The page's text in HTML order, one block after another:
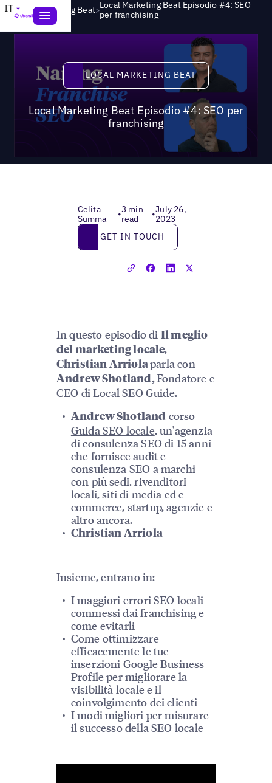
IT Local Marketing Beat>Local Marketing Beat Episodio #4: SEO
per franchising
Local Marketing Beat
LOCAL MARKETING BEAT
Local Marketing Beat Episodio #4: SEO per
franchising
Celita
Summa
•3 min
read
•July 26,
2023
Get in touch
GET IN TOUCH
In questo episodio di Il meglio
del marketing locale,
Christian Arriolaparla con
Andrew Shotland,Fondatore e
CEO di Local SEO Guide.
Andrew Shotland corso
Guida SEO locale, un'agenzia
di consulenza SEO di 15 anni
che fornisce audit e
consulenza SEO a marchi
con più sedi, rivenditori
locali, siti di media ed e-
commerce, startup, agenzie e
altro ancora.
Christian Arriola
Insieme, entrano in:
I maggiori errori SEO locali
commessi dai franchising e
come evitarli
Come ottimizzare
efficacemente le tue
inserzioni Google Business
Profile per migliorare la
visibilità locale e il
coinvolgimento dei clienti
I modi migliori per misurare
il successo della SEO locale